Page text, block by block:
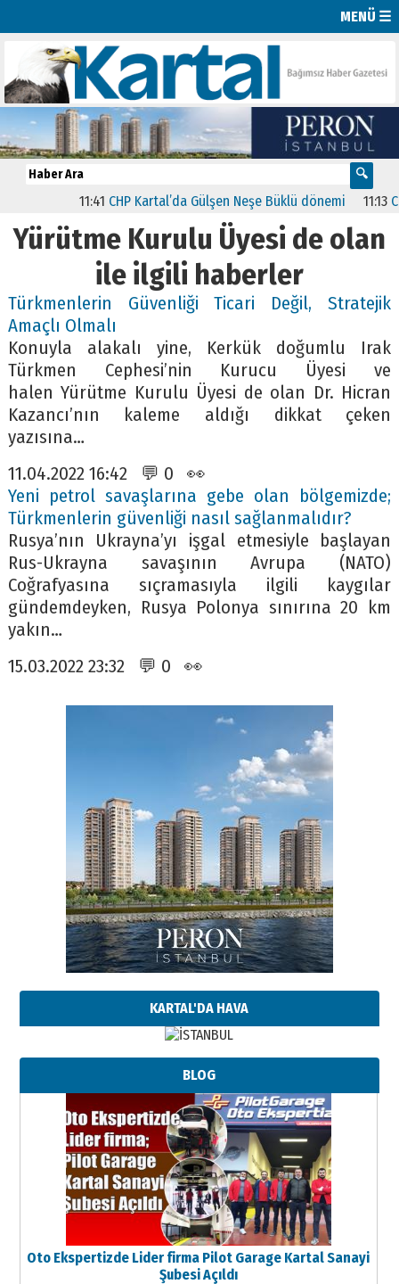
MENÜ ☰
11:41 CHP Kartal’da Gülşen Neşe Büklü dönemi 11:13
Yürütme Kurulu Üyesi de olan
ile ilgili haberler
Türkmenlerin Güvenliği Ticari Değil, Stratejik
Amaçlı Olmalı
Konuyla alakalı yine, Kerkük doğumlu Irak
Türkmen Cephesi’nin Kurucu Üyesi ve
halen Yürütme Kurulu Üyesi de olan Dr. Hicran
Kazancı’nın kaleme aldığı dikkat çeken
yazısına…
11.04.2022 16:42 💬 0 👀
Yeni petrol savaşlarına gebe olan bölgemizde;
Türkmenlerin güvenliği nasıl sağlanmalıdır?
Rusya’nın Ukrayna’yı işgal etmesiyle başlayan
Rus-Ukrayna savaşının Avrupa (NATO)
Coğrafyasına sıçramasıyla ilgili kaygılar
gündemdeyken, Rusya Polonya sınırına 20 km
yakın…
15.03.2022 23:32 💬 0 👀
KARTAL'DA HAVA
BLOG
Oto Ekspertizde Lider firma Pilot Garage Kartal Sanayi
Şubesi Açıldı